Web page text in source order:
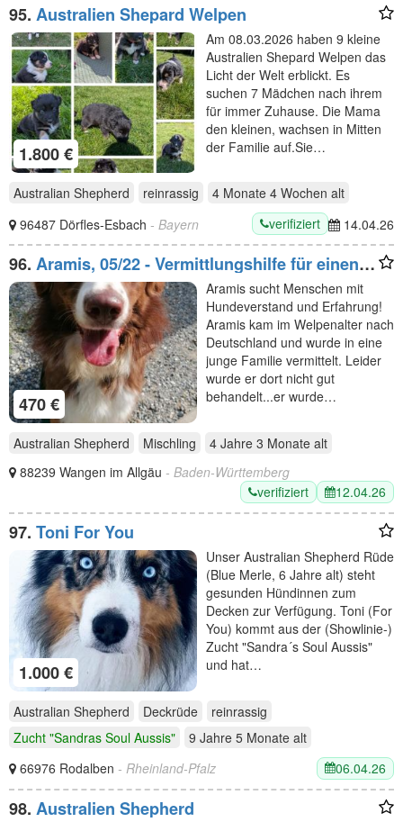
95. Australien Shepard Welpen
1.800 €
Am 08.03.2026 haben 9 kleine
Australien Shepard Welpen das
Licht der Welt erblickt. Es
suchen 7 Mädchen nach ihrem
für immer Zuhause. Die Mama
den kleinen, wachsen in Mitten
der Familie auf.Sie…
Australian Shepherd reinrassig 4 Monate 4 Wochen alt
96487 Dörfles-Esbach - Bayern verifiziert 14.04.26
96. Aramis, 05/22 - Vermittlungshilfe für einen
besonderen Hund, fehlgeleitet durch
Unverstand
470 €
Aramis sucht Menschen mit
Hundeverstand und Erfahrung!
Aramis kam im Welpenalter nach
Deutschland und wurde in eine
junge Familie vermittelt. Leider
wurde er dort nicht gut
behandelt...er wurde…
Australian Shepherd Mischling 4 Jahre 3 Monate alt
88239 Wangen im Allgäu - Baden-Württemberg
verifiziert
12.04.26
97. Toni For You
1.000 €
Unser Australian Shepherd Rüde
(Blue Merle, 6 Jahre alt) steht
gesunden Hündinnen zum
Decken zur Verfügung. Toni (For
You) kommt aus der (Showlinie-)
Zucht "Sandra´s Soul Aussis"
und hat…
Australian Shepherd Deckrüde
reinrassig
Zucht "Sandras Soul Aussis"
9 Jahre 5 Monate alt
66976 Rodalben - Rheinland-Pfalz 06.04.26
98. Australien Shepherd